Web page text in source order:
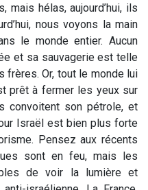
hélas, aujourd’hui, ils
nous voyons la main
le monde entier. Aucun
et sa sauvagerie est telle
frères. Or, tout le monde lui
prêt à fermer les yeux sur
convoitent son pétrole, et
Israël est bien plus forte
Pensez aux récents
sont en feu, mais les
de voir la lumière et